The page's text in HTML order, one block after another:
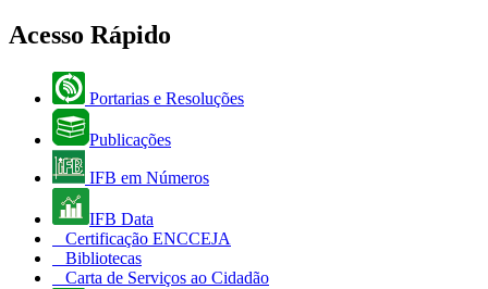
Acesso Rápido
Portarias e Resoluções
Publicações
IFB em Números
IFB Data
Certificação ENCCEJA
Bibliotecas
Carta de Serviços ao Cidadão